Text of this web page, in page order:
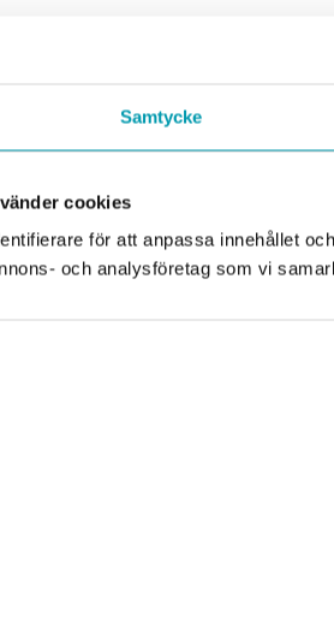
Samtycke
cookies
för att anpassa innehållet
och analysföretag som vi